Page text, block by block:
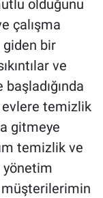
olduğunu
çalışma
giden bir
ve
başladığında
evlere temizlik
gitmeye
temizlik ve
yönetim
müşterilerimin